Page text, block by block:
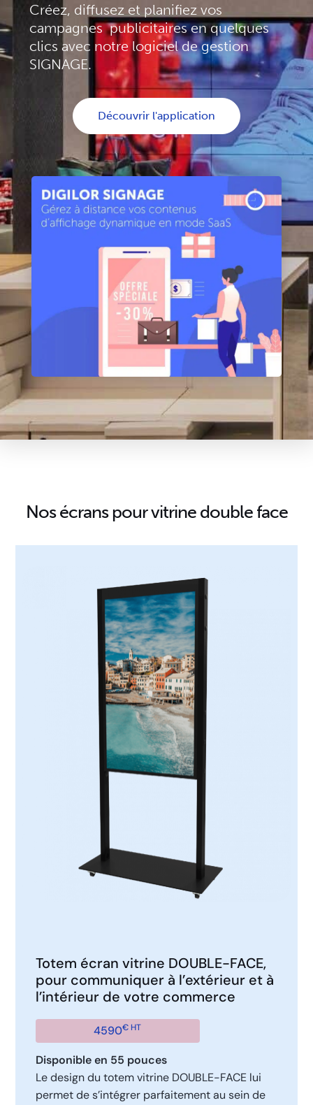
Créez, diffusez et planifiez vos
campagnes publicitaires en quelques
clics avec notre logiciel de gestion
SIGNAGE.
Découvrir l'application
Nos écrans pour vitrine double face
Totem écran vitrine DOUBLE-FACE,
pour communiquer à l’extérieur et à
l’intérieur de votre commerce
4590€ HT
Disponible en 55 pouces
Le design du totem vitrine DOUBLE-FACE lui
permet de s’intégrer parfaitement au sein de